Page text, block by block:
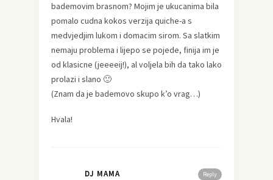
bademovim brasnom? Mojim je ukucanima bila
pomalo cudna kokos verzija quiche-a s
medvjedjim lukom i domacim sirom. Sa slatkim
nemaju problema i lijepo se pojede, finija im je
od klasicne (jeeeeij!), al voljela bih da tako lako
prolazi i slano 🙂
(Znam da je bademovo skupo k’o vrag…)
Hvala!
Reply
DJ MAMA